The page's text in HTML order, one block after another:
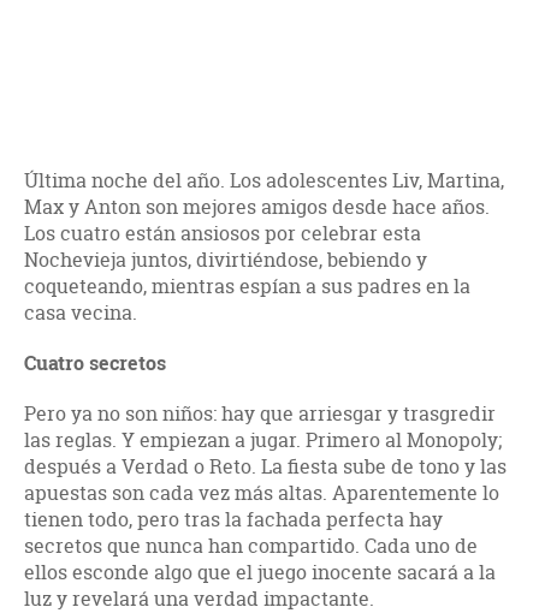
Última noche del año. Los adolescentes Liv, Martina,
Max y Anton son mejores amigos desde hace años.
Los cuatro están ansiosos por celebrar esta
Nochevieja juntos, divirtiéndose, bebiendo y
coqueteando, mientras espían a sus padres en la
casa vecina.
Cuatro secretos
Pero ya no son niños: hay que arriesgar y trasgredir
las reglas. Y empiezan a jugar. Primero al Monopoly;
después a Verdad o Reto. La fiesta sube de tono y las
apuestas son cada vez más altas. Aparentemente lo
tienen todo, pero tras la fachada perfecta hay
secretos que nunca han compartido. Cada uno de
ellos esconde algo que el juego inocente sacará a la
luz y revelará una verdad impactante.